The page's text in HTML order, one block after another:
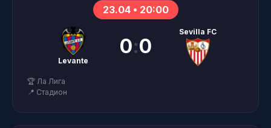
23.04 • 20:00
Levante
0:0
Sevilla FC
🏆 Ла Лига
📍 Стадион